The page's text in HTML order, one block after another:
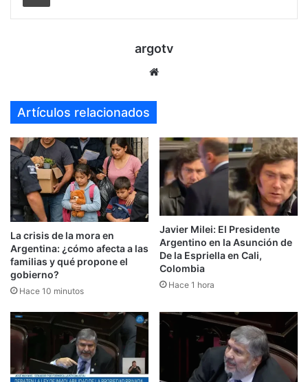
argotv
Artículos relacionados
La crisis de la mora en
Argentina: ¿cómo afecta a las
familias y qué propone el
gobierno?
Hace 10 minutos
Javier Milei: El Presidente
Argentino en la Asunción de
De la Espriella en Cali,
Colombia
Hace 1 hora